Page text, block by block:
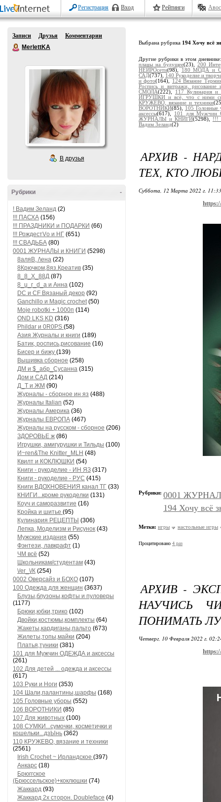
Регистрация Вход Рейтинги
Записи Друзья
Комментарии
MerlettKA
В друзья
-
Рубрики
! Вадим Зеланд (2)
!!! ПАСХА (156)
!!! ПРАЗДНИКИ и ПОДАРКИ (66)
!!! РождестVо и НГ (651)
!!! СВАДЬБА (80)
0001 ЖУРНАЛЫ и КНИГИ (5298)
8аляB, /\ена (22)
8Крючком,8яз.Креатив (35)
8_8_Х_88Д (87)
8_u_г_d_a и Анна (102)
DC и CF Вязаный декор (92)
Ganchillo и Magic crochet(50)
Moje robotki + 1000п (114)
OND LKS KD (316)
Phildar и 0R0PS (58)
Азия Журналы и книги (189)
Батик, роспись,рисование (16)
Бисер и бижу (139)
Вышивка сборное (258)
ДМ и $_абр_Сусанна (315)
Дом и САД (214)
Д_Т и ЖМ (90)
Журналы - сборное ин яз (488)
Журналы Italian (52)
Журналы Америка (36)
Журналы ЕВРОПА (467)
Журналы на русском - сборное (206)
ЗДОРОВЬЕ ж (86)
Игрушки, амигурушки и Тильды (100)
И~ren&The Knitter_MLH (48)
Квилт и КОКЛЮШКИ (54)
Книги - рукоделие - ИН ЯЗ (317)
Книги - рукоделие - РУС (415)
Книги ВДОХНОВЕНИЯ канал ТГ (33)
КНИГИ...кроме рукоделки (131)
Коуч и саморазвитие (16)
Кройка и шитье (95)
Кулинария РЕЦЕПТЫ (306)
Лепка, Моделизм и Рисунок (43)
Мужские издания (55)
Фэнтези, лавкрафт (1)
ЧМ всё (52)
Школьникам/студентам (43)
\/еr_\/К (254)
0002 Оверсайз и БОХО (107)
100 Одежда для женщин (3637)
Блузы,блузоны,кофты и пуловеры
(1177)
Брюки,юбки,трико (102)
Двойки,костюмы,комплекты (64)
Жакеты,кардиганы,пальто (673)
Жилеты,топы,майки (204)
Платья,туники (381)
101 для Мужчин ОДЕЖДА и аксессы
(261)
102 Для детей ... одежда и аксессы
(617)
103 Руки и Ноги (353)
104 Шали,палантины,шарфы (168)
105 Головные уборы (552)
106 ВОРОТНИКИ (85)
107 Для животных (100)
108 СУМКИ...сумочки, косметички и
кошельки...дзЫнь (362)
110 КРУЖЕВО, вязание и техники
(2561)
Irish Crochet ~ Ирландское (397)
Анкарс (18)
Брюггское
(Брюссельское)+коклюшки (74)
Жаккард (93)
Жаккард 2х сторон. Doubleface (4)
Выбрана рубрика 194 Хочу всё
Другие рубрики в этом
планы на будущее(23), 200
НЕЙРОсети(98),
180 МОДА и
САД(737), 140 Рукоделие и
и фото(164),
124 Вязание
Роспись и витражи,
СМОЛА(222), 117 Кулинария и
ИГРУШКИ и всё, что с ними
КРУЖЕВО, вязание и техники
ВОРОТНИКИ(85),
105 Головные
аксессы(617),
101 для Мужчин
ЖУРНАЛЫ и КНИГИ(5298),
!!!
Вадим Зеланд(2)
АРХИВ -
ТЕХ, КТО
Суббота, 12 Марта 2022 г.
Рубрики: 0001
194 Хочу всё
Метки: игры настольные игры
Процитировано 4 раз
АРХИВ -
НАУЧИСЬ
ПОНИМАТЬ
Четверг, 10 Февраля 2022 г.